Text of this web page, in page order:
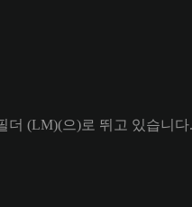
(LM)(으)로 뛰고 있습니